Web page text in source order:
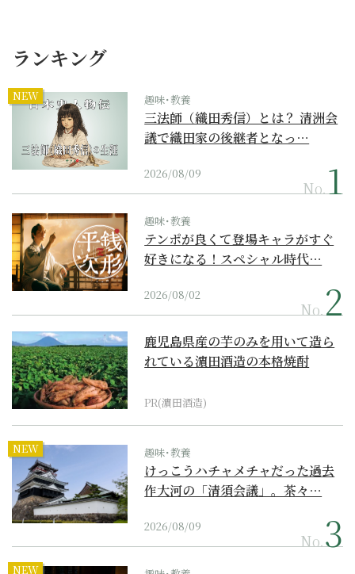
ランキング
NEW 趣味･教養
三法師（織田秀信）とは？ 清洲会
議で織田家の後継者となっ…
2026/08/09
No.
趣味･教養
テンポが良くて登場キャラがすぐ
好きになる！スペシャル時代…
2026/08/02
No.
鹿児島県産の芋のみを用いて造ら
れている濵田酒造の本格焼酎
PR(濵田酒造)
NEW 趣味･教養
けっこうハチャメチャだった過去
作大河の「清須会議」。茶々…
2026/08/09
No.
NEW